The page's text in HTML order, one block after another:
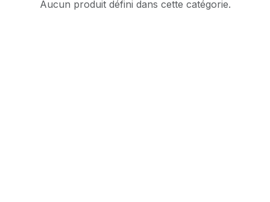
Aucun produit défini dans cette catégorie.